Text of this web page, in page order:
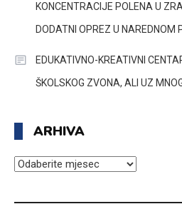
KONCENTRACIJE POLENA U
DODATNI OPREZ U NAREDNOM
EDUKATIVNO-KREATIVNI
ŠKOLSKOG ZVONA, ALI UZ
ARHIVA
ARHIVA